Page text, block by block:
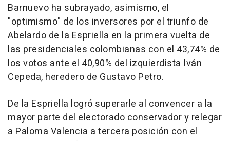
Barnuevo ha subrayado, asimismo, el
"optimismo" de los inversores por el triunfo de
Abelardo de la Espriella en la primera vuelta de
las presidenciales colombianas con el 43,74% de
los votos ante el 40,90% del izquierdista Iván
Cepeda, heredero de Gustavo Petro.
De la Espriella logró superarle al convencer a la
mayor parte del electorado conservador y relegar
a Paloma Valencia a tercera posición con el